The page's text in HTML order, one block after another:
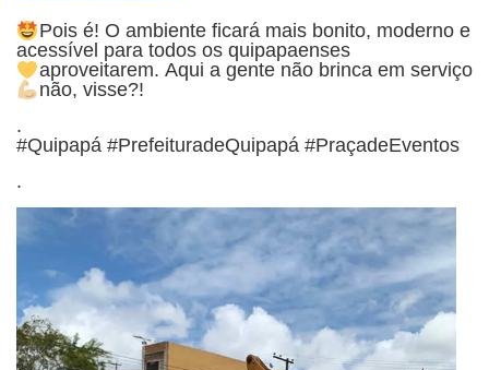
Pois é! O ambiente ficará mais bonito, moderno e
acessível para todos os quipapaenses
aproveitarem. Aqui a gente não brinca em serviço
não, visse?!
.
#Quipapá #PrefeituradeQuipapá #PraçadeEventos
.